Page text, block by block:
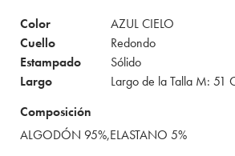
Color
AZUL CIELO
Cuello
Redondo
Estampado
Sólido
Largo
Largo de la Talla M: 51
Composición
ALGODÓN 95%,ELASTANO 5%